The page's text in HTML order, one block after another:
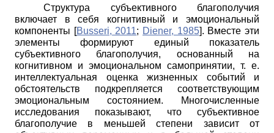
Структура субъективного благополучия
включает в себя когнитивный и эмоциональный
компоненты [Busseri, 2011; Diener, 1985]. Вместе эти
элементы формируют единый показатель
субъективного благополучия, основанный на
когнитивном и эмоциональном самопринятии, т. е.
интеллектуальная оценка жизненных событий и
обстоятельств подкрепляется соответствующим
эмоциональным состоянием. Многочисленные
исследования показывают, что субъективное
благополучие в меньшей степени зависит от